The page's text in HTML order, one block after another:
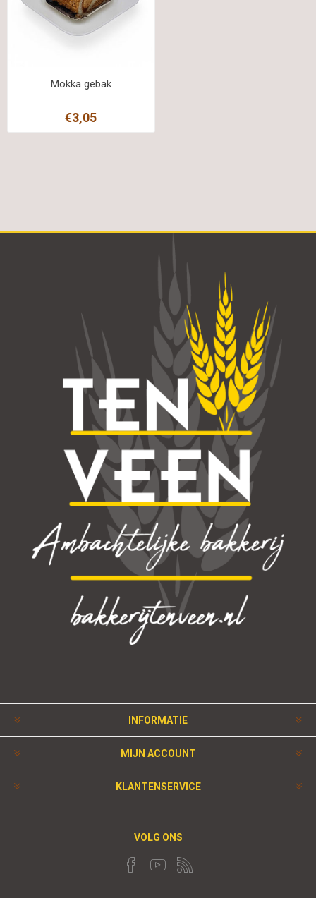
Mokka gebak
€3,05
INFORMATIE
MIJN ACCOUNT
KLANTENSERVICE
VOLG ONS